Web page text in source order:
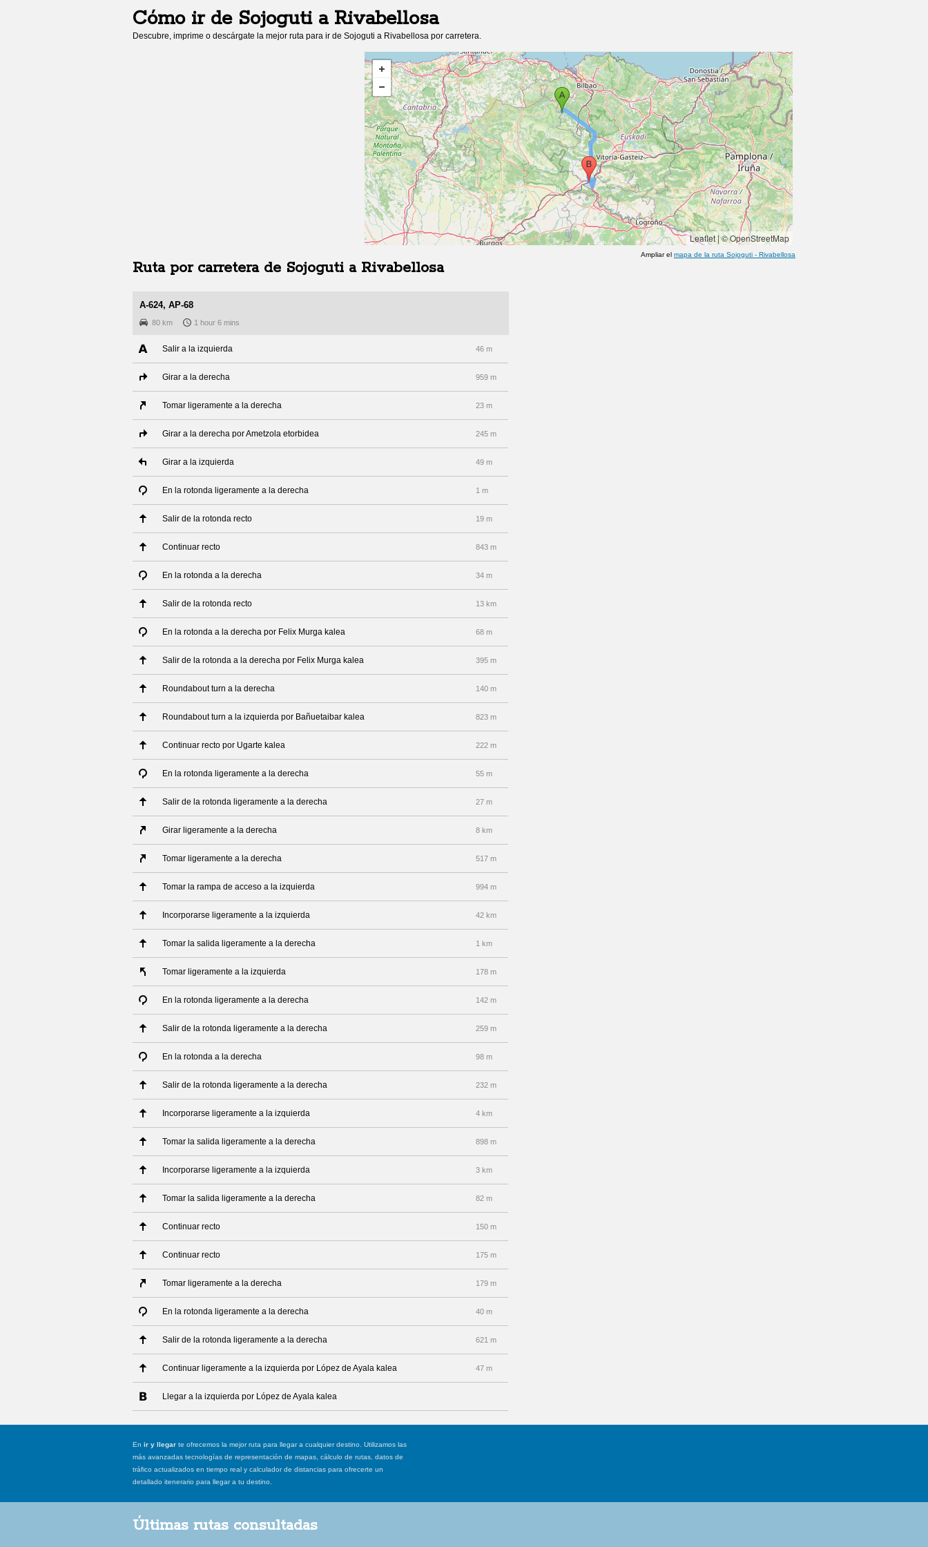
Cómo ir de Sojogutia Rivabellosa
Descubre, imprime o descárgate la mejor ruta para ir de Sojoguti a Rivabellosa por carretera.
Leaflet|© OpenStreetMap
Ampliar el mapa de la ruta Sojoguti - Rivabellosa
Ruta por carretera de Sojoguti a Rivabellosa
A-624, AP-68
80 km 1 hour 6 mins
Salir a la izquierda 46 m
Girar a la derecha 959 m
Tomar ligeramente a la derecha 23 m
Girar a la derecha por Ametzola etorbidea 245 m
Girar a la izquierda 49 m
En la rotonda ligeramente a la derecha 1 m
Salir de la rotonda recto 19 m
Continuar recto 843 m
En la rotonda a la derecha 34 m
Salir de la rotonda recto 13 km
En la rotonda a la derecha por Felix Murga kalea 68 m
Salir de la rotonda a la derecha por Felix Murga kalea 395 m
Roundabout turn a la derecha 140 m
Roundabout turn a la izquierda por Bañuetaibar kalea 823 m
Continuar recto por Ugarte kalea 222 m
En la rotonda ligeramente a la derecha 55 m
Salir de la rotonda ligeramente a la derecha 27 m
Girar ligeramente a la derecha 8 km
Tomar ligeramente a la derecha 517 m
Tomar la rampa de acceso a la izquierda 994 m
Incorporarse ligeramente a la izquierda 42 km
Tomar la salida ligeramente a la derecha 1 km
Tomar ligeramente a la izquierda 178 m
En la rotonda ligeramente a la derecha 142 m
Salir de la rotonda ligeramente a la derecha 259 m
En la rotonda a la derecha 98 m
Salir de la rotonda ligeramente a la derecha 232 m
Incorporarse ligeramente a la izquierda 4 km
Tomar la salida ligeramente a la derecha 898 m
Incorporarse ligeramente a la izquierda 3 km
Tomar la salida ligeramente a la derecha 82 m
Continuar recto 150 m
Continuar recto 175 m
Tomar ligeramente a la derecha 179 m
En la rotonda ligeramente a la derecha 40 m
Salir de la rotonda ligeramente a la derecha 621 m
Continuar ligeramente a la izquierda por López de Ayala kalea 47 m
Llegar a la izquierda por López de Ayala kalea
En ir y llegar te ofrecemos la mejor ruta para llegar a cualquier destino. Utilizamos las
más avanzadas tecnologías de representación de mapas, cálculo de rutas, datos de
tráfico actualizados en tiempo real y calculador de distancias para ofrecerte un
detallado itenerario para llegar a tu destino.
Últimas rutas consultadas